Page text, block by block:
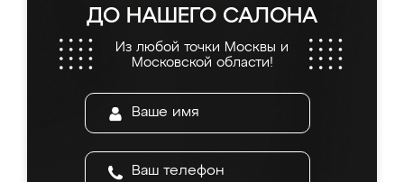
ДО НАШЕГО САЛОНА
Из любой точки Москвы и
Московской области!